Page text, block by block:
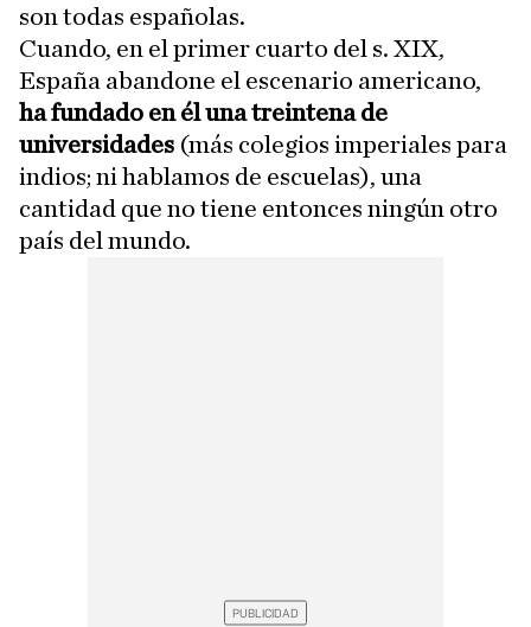
son todas españolas.
Cuando, en el primer cuarto del s. XIX,
España abandone el escenario americano,
ha fundado en él una treintena de
universidades (más colegios imperiales para
indios; ni hablamos de escuelas), una
cantidad que no tiene entonces ningún otro
país del mundo.